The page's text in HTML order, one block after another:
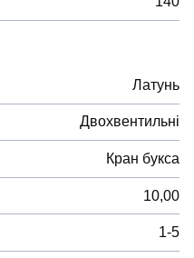
Латунь
Двохвентильні
Кран букса
10,00
1-5